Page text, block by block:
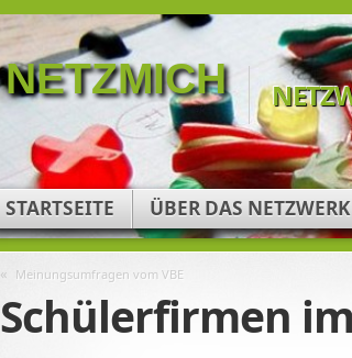
NETZMICH
STARTSEITE ÜBER DAS NETZWERK
« Meinungsumfragen vom VBE
Schülerfirmen